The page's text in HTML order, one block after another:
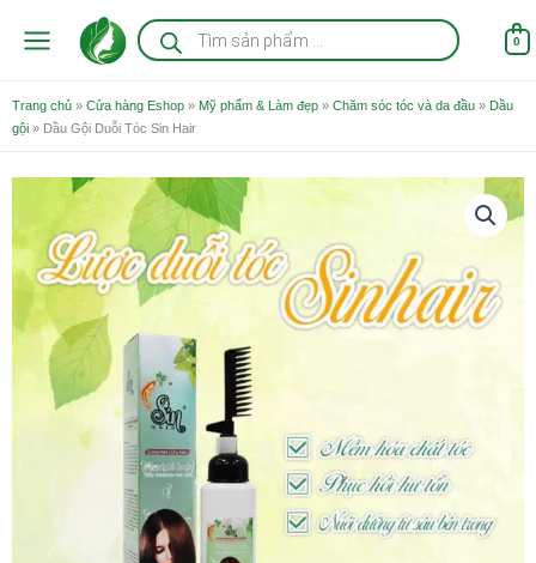
Tìm
kiếm
sản
0
Trang chủ » Cửa hàng Eshop » Mỹ phẩm & Làm đẹp » Chăm sóc tóc và da đầu » Dầu
gội » Dầu Gội Duỗi Tóc Sin Hair